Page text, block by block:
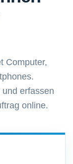
Computer,
erfassen
online.